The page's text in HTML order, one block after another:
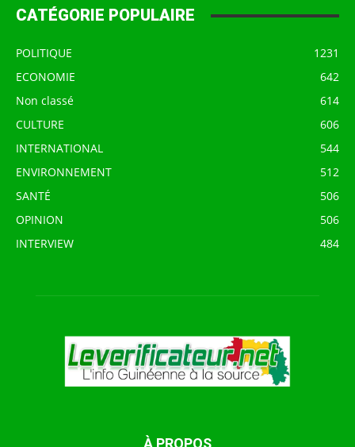
CATÉGORIE POPULAIRE
POLITIQUE
1231
ECONOMIE
642
Non classé
614
CULTURE
606
INTERNATIONAL
544
ENVIRONNEMENT
512
SANTÉ
506
OPINION
506
INTERVIEW
484
À PROPOS